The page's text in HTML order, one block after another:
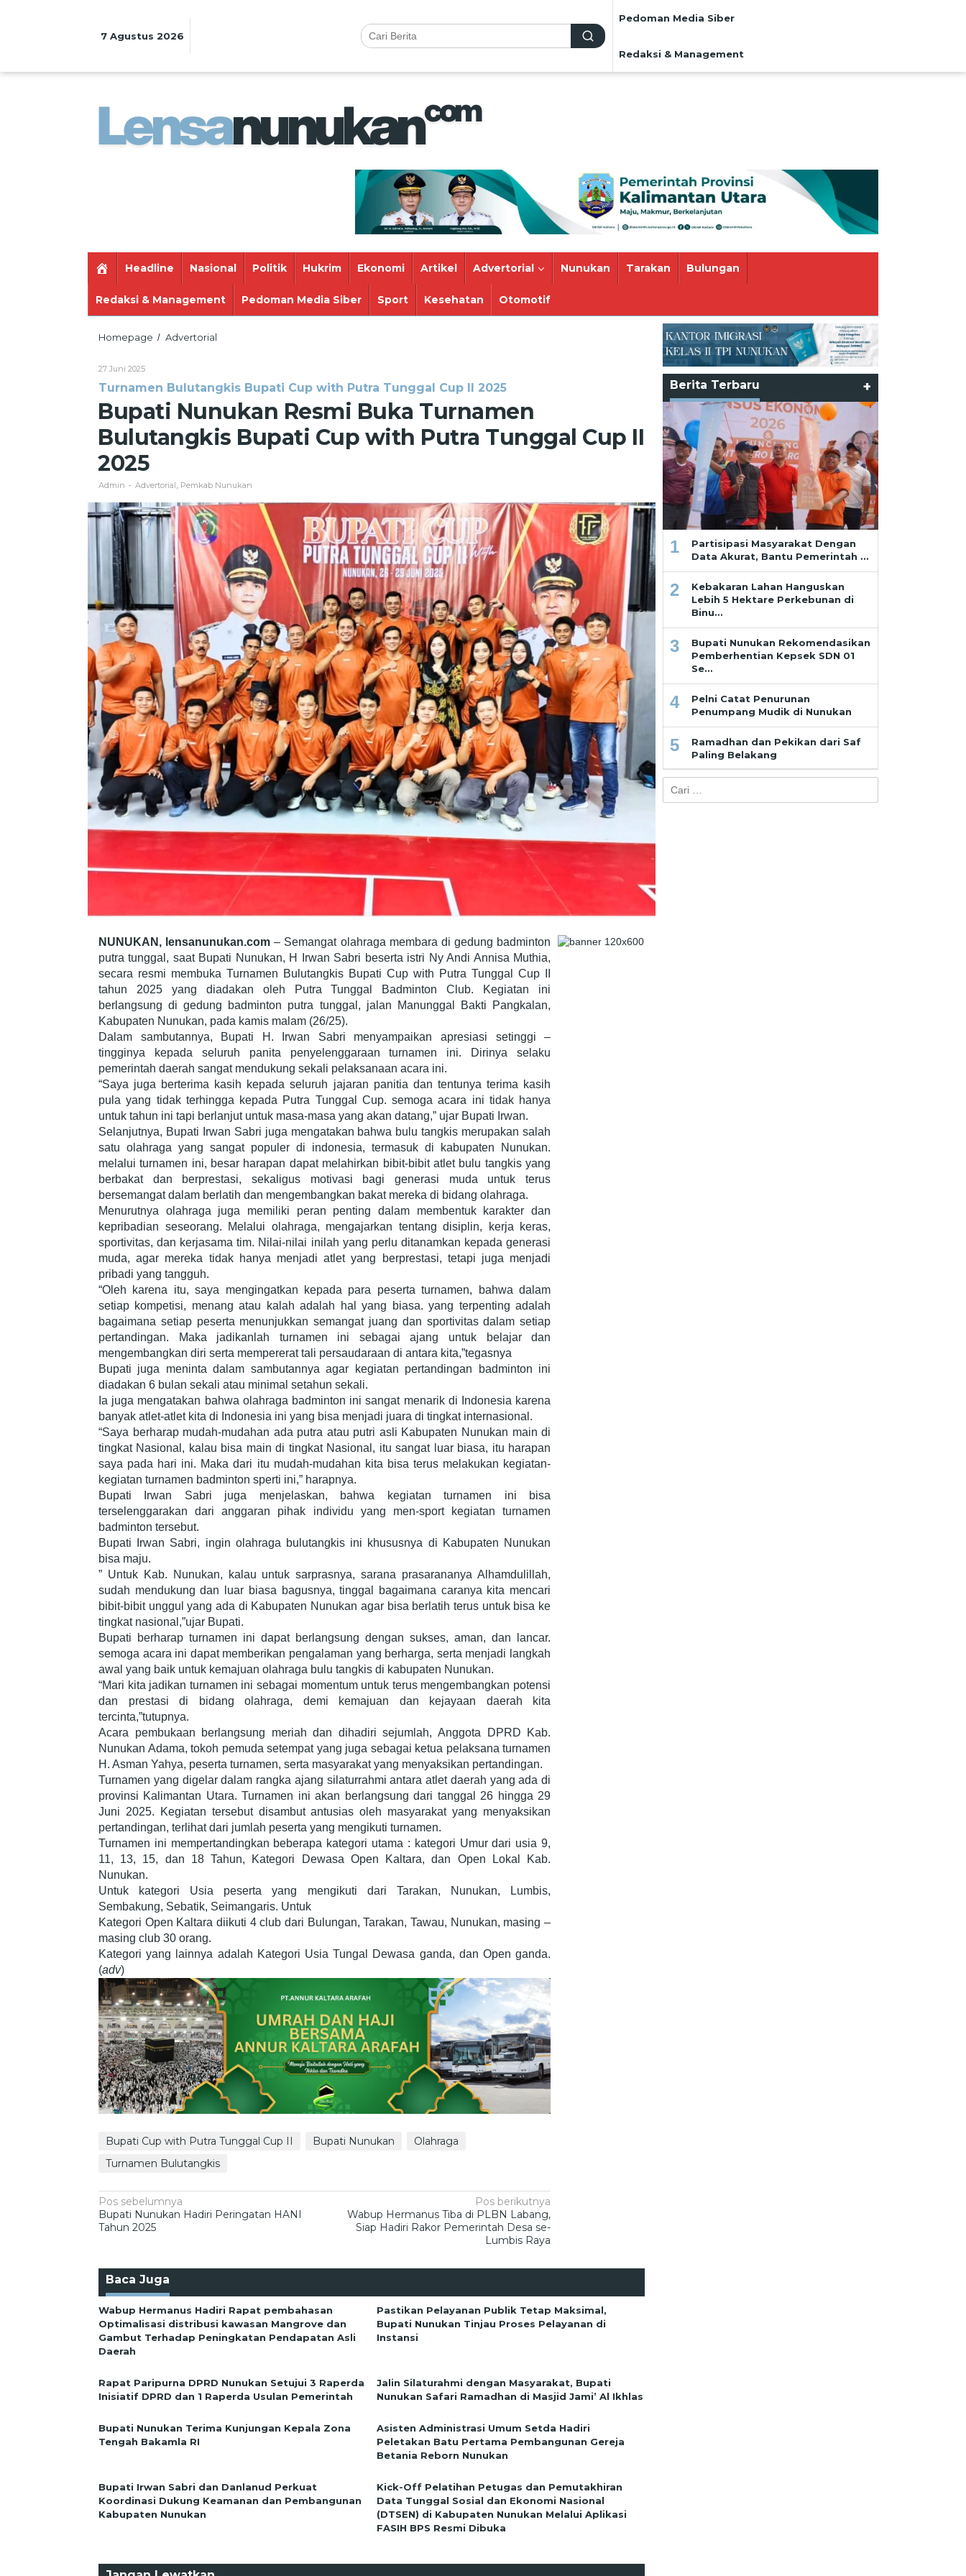
7 Agustus 2026
Pedoman Media Siber
Redaksi & Management
Headline Nasional Politik Hukrim Ekonomi Artikel Advertorial Nunukan Tarakan Bulungan
Redaksi & Management Pedoman Media Siber Sport Kesehatan Otomotif
Homepage / Advertorial
Turnamen
Bulutangkis
Bupati
Cup
with
II
2025
27 Juni 2025Oleh
Turnamen Bulutangkis Bupati Cup with Putra Tunggal Cup II 2025
Bupati Nunukan Resmi Buka Turnamen
Bulutangkis Bupati Cup with Putra Tunggal Cup II
2025
Admin - Advertorial Pemkab Nunukan
NUNUKAN, lensanunukan.com – Semangat olahraga membara di gedung badminton
putra tunggal, saat Bupati Nunukan, H Irwan Sabri beserta istri Ny Andi Annisa Muthia,
secara resmi membuka Turnamen Bulutangkis Bupati Cup with Putra Tunggal Cup II
tahun 2025 yang diadakan oleh Putra Tunggal Badminton Club. Kegiatan ini
berlangsung di gedung badminton putra tunggal, jalan Manunggal Bakti Pangkalan,
Kabupaten Nunukan, pada kamis malam (26/25).
Dalam sambutannya, Bupati H. Irwan Sabri menyampaikan apresiasi setinggi –
tingginya kepada seluruh panita penyelenggaraan turnamen ini. Dirinya selaku
pemerintah daerah sangat mendukung sekali pelaksanaan acara ini.
“Saya juga berterima kasih kepada seluruh jajaran panitia dan tentunya terima kasih
pula yang tidak terhingga kepada Putra Tunggal Cup. semoga acara ini tidak hanya
untuk tahun ini tapi berlanjut untuk masa-masa yang akan datang,” ujar Bupati Irwan.
Selanjutnya, Bupati Irwan Sabri juga mengatakan bahwa bulu tangkis merupakan salah
satu olahraga yang sangat populer di indonesia, termasuk di kabupaten Nunukan.
melalui turnamen ini, besar harapan dapat melahirkan bibit-bibit atlet bulu tangkis yang
berbakat dan berprestasi, sekaligus motivasi bagi generasi muda untuk terus
bersemangat dalam berlatih dan mengembangkan bakat mereka di bidang olahraga.
Menurutnya olahraga juga memiliki peran penting dalam membentuk karakter dan
kepribadian seseorang. Melalui olahraga, mengajarkan tentang disiplin, kerja keras,
sportivitas, dan kerjasama tim. Nilai-nilai inilah yang perlu ditanamkan kepada generasi
muda, agar mereka tidak hanya menjadi atlet yang berprestasi, tetapi juga menjadi
pribadi yang tangguh.
“Oleh karena itu, saya mengingatkan kepada para peserta turnamen, bahwa dalam
setiap kompetisi, menang atau kalah adalah hal yang biasa. yang terpenting adalah
bagaimana setiap peserta menunjukkan semangat juang dan sportivitas dalam setiap
pertandingan. Maka jadikanlah turnamen ini sebagai ajang untuk belajar dan
mengembangkan diri serta mempererat tali persaudaraan di antara kita,”tegasnya
Bupati juga meninta dalam sambutannya agar kegiatan pertandingan badminton ini
diadakan 6 bulan sekali atau minimal setahun sekali.
Ia juga mengatakan bahwa olahraga badminton ini sangat menarik di Indonesia karena
banyak atlet-atlet kita di Indonesia ini yang bisa menjadi juara di tingkat internasional.
“Saya berharap mudah-mudahan ada putra atau putri asli Kabupaten Nunukan main di
tingkat Nasional, kalau bisa main di tingkat Nasional, itu sangat luar biasa, itu harapan
saya pada hari ini. Maka dari itu mudah-mudahan kita bisa terus melakukan kegiatan-
kegiatan turnamen badminton sperti ini,” harapnya.
Bupati Irwan Sabri juga menjelaskan, bahwa kegiatan turnamen ini bisa
terselenggarakan dari anggaran pihak individu yang men-sport kegiatan turnamen
badminton tersebut.
Bupati Irwan Sabri, ingin olahraga bulutangkis ini khususnya di Kabupaten Nunukan
bisa maju.
” Untuk Kab. Nunukan, kalau untuk sarprasnya, sarana prasarananya Alhamdulillah,
sudah mendukung dan luar biasa bagusnya, tinggal bagaimana caranya kita mencari
bibit-bibit unggul yang ada di Kabupaten Nunukan agar bisa berlatih terus untuk bisa ke
tingkat nasional,”ujar Bupati.
Bupati berharap turnamen ini dapat berlangsung dengan sukses, aman, dan lancar.
semoga acara ini dapat memberikan pengalaman yang berharga, serta menjadi langkah
awal yang baik untuk kemajuan olahraga bulu tangkis di kabupaten Nunukan.
“Mari kita jadikan turnamen ini sebagai momentum untuk terus mengembangkan potensi
dan prestasi di bidang olahraga, demi kemajuan dan kejayaan daerah kita
tercinta,”tutupnya.
Acara pembukaan berlangsung meriah dan dihadiri sejumlah, Anggota DPRD Kab.
Nunukan Adama, tokoh pemuda setempat yang juga sebagai ketua pelaksana turnamen
H. Asman Yahya, peserta turnamen, serta masyarakat yang menyaksikan pertandingan.
Turnamen yang digelar dalam rangka ajang silaturrahmi antara atlet daerah yang ada di
provinsi Kalimantan Utara. Turnamen ini akan berlangsung dari tanggal 26 hingga 29
Juni 2025. Kegiatan tersebut disambut antusias oleh masyarakat yang menyaksikan
pertandingan, terlihat dari jumlah peserta yang mengikuti turnamen.
Turnamen ini mempertandingkan beberapa kategori utama : kategori Umur dari usia 9,
11, 13, 15, dan 18 Tahun, Kategori Dewasa Open Kaltara, dan Open Lokal Kab.
Nunukan.
Untuk kategori Usia peserta yang mengikuti dari Tarakan, Nunukan, Lumbis,
Sembakung, Sebatik, Seimangaris. Untuk
Kategori Open Kaltara diikuti 4 club dari Bulungan, Tarakan, Tawau, Nunukan, masing –
masing club 30 orang.
Kategori yang lainnya adalah Kategori Usia Tungal Dewasa ganda, dan Open ganda.
(adv)
Bupati Cup with Putra Tunggal Cup II Bupati Nunukan
Olahraga
Turnamen Bulutangkis
Navigasi
pos
Pos sebelumnya
Bupati Nunukan Hadiri Peringatan HANI
Tahun 2025
Pos berikutnya
Wabup Hermanus Tiba di PLBN Labang,
Siap Hadiri Rakor Pemerintah Desa se-
Lumbis Raya
Baca Juga
Wabup Hermanus Hadiri Rapat pembahasan
Optimalisasi distribusi kawasan Mangrove dan
Gambut Terhadap Peningkatan Pendapatan Asli
Daerah
Pastikan Pelayanan Publik Tetap Maksimal,
Bupati Nunukan Tinjau Proses Pelayanan di
Instansi
Rapat Paripurna DPRD Nunukan Setujui 3 Raperda
Inisiatif DPRD dan 1 Raperda Usulan Pemerintah
Jalin Silaturahmi dengan Masyarakat, Bupati
Nunukan Safari Ramadhan di Masjid Jami’ Al Ikhlas
Bupati Nunukan Terima Kunjungan Kepala Zona
Tengah Bakamla RI
Asisten Administrasi Umum Setda Hadiri
Peletakan Batu Pertama Pembangunan Gereja
Betania Reborn Nunukan
Bupati Irwan Sabri dan Danlanud Perkuat
Koordinasi Dukung Keamanan dan Pembangunan
Kabupaten Nunukan
Kick-Off Pelatihan Petugas dan Pemutakhiran
Data Tunggal Sosial dan Ekonomi Nasional
(DTSEN) di Kabupaten Nunukan Melalui Aplikasi
FASIH BPS Resmi Dibuka
Berita Terbaru +
1
Partisipasi Masyarakat Dengan
Data Akurat, Bantu Pemerintah …
2
Kebakaran Lahan Hanguskan
Lebih 5 Hektare Perkebunan di
Binu…
3
Bupati Nunukan Rekomendasikan
Pemberhentian Kepsek SDN 01
Se…
4
Pelni Catat Penurunan
Penumpang Mudik di Nunukan
5
Ramadhan dan Pekikan dari Saf
Paling Belakang
untuk: